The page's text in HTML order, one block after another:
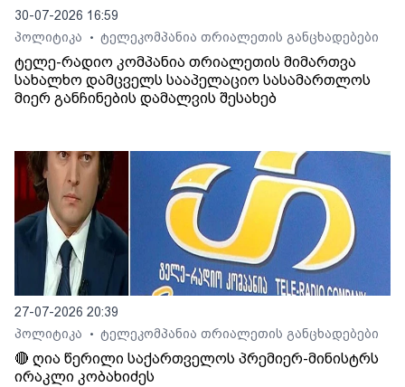
30-07-2026 16:59
პოლიტიკა
• ტელეკომპანია თრიალეთის განცხადებები
ტელე-რადიო კომპანია თრიალეთის მიმართვა
სახალხო დამცველს სააპელაციო სასამართლოს
მიერ განჩინების დამალვის შესახებ
27-07-2026 20:39
პოლიტიკა
• ტელეკომპანია თრიალეთის განცხადებები
🔴 ღია წერილი საქართველოს პრემიერ-მინისტრს
ირაკლი კობახიძეს